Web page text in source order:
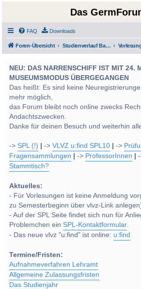
Das
FAQ Downloads
Foren-Übersicht Studienverlauf Bachelor-/Masterstudien sowie UF Deutsch
NEU: DAS NARRENSCHIFF IST MIT 24.
MUSEUMSMODUS ÜBERGEGANGEN
Das heißt: Es sind keine
mehr möglich,
das Forum bleibt noch online zwecks
Andachtszwecken.
Danke für deinen Besuch und weiterhin
->SPL (!) ->VLVZ u:find SPL10 ->
Fragensammlungen
-> ProfessorInnen
Stammtisch?
Aktuelles:
- Für Vorlesungen ist keine Anmeldung
zu Semesterbeginn über vlvz-Link
- Auf der SPL Seite findet sich nun für
Problemchen einSPL-Kontaktformular.
- Das neue vlvz "u:find" ist online: u:find
Termine/Fristen:
Aufnahmeverfahren Lehramt
Allgemeine Zulassungsfristen
Das Studienjahr